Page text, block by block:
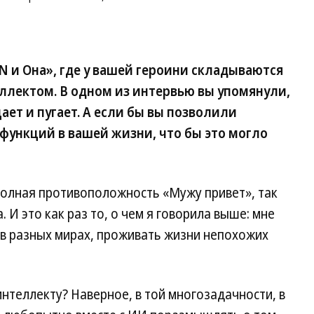
Она», где у вашей героини складываются
В одном из интервью вы упомянули,
и пугает. А если бы вы позволили
в вашей жизни, что бы это могло
противоположность «Мужу привет», так
И это как раз то, о чем я говорила выше: мне
разных мирах, проживать жизни непохожих
Наверное, в той многозадачности, в